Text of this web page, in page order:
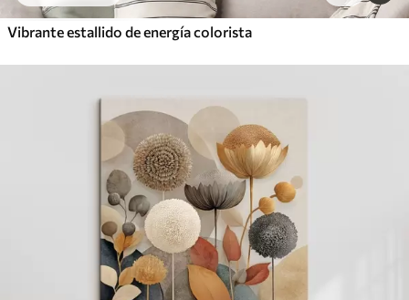
Vibrante estallido de energía colorista